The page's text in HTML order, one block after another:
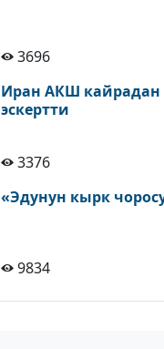
3696
Иран АКШ кайрадан
эскертти
3376
«Эдунун кырк
9834